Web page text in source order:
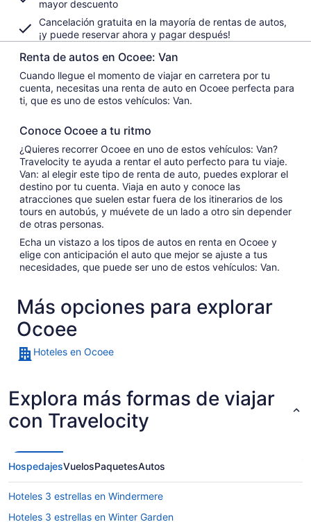
mayor descuento
Cancelación gratuita en la mayoría de rentas de autos,
¡y puede reservar ahora y pagar después!
Renta de autos en Ocoee: Van
Cuando llegue el momento de viajar en carretera por tu
cuenta, necesitas una renta de auto en Ocoee perfecta para
ti, que es uno de estos vehículos: Van.
Conoce Ocoee a tu ritmo
¿Quieres recorrer Ocoee en uno de estos vehículos: Van?
Travelocity te ayuda a rentar el auto perfecto para tu viaje.
Van: al elegir este tipo de renta de auto, puedes explorar el
destino por tu cuenta. Viaja en auto y conoce las
atracciones que suelen estar fuera de los itinerarios de los
tours en autobús, y muévete de un lado a otro sin depender
de otras personas.
Echa un vistazo a los tipos de autos en renta en Ocoee y
elige con anticipación el auto que mejor se ajuste a tus
necesidades, que puede ser uno de estos vehículos: Van.
Más opciones para explorar
Ocoee
Hoteles en Ocoee
Explora más formas de viajar
con Travelocity
HospedajesVuelosPaquetesAutos
Hoteles 3 estrellas en Windermere
Hoteles 3 estrellas en Winter Garden